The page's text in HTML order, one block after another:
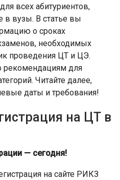
всех абитуриентов,
в вузы. В статье вы
о сроках
необходимых
проведения ЦТ и ЦЭ.
рекомендациям для
Читайте далее,
даты и требования!
на ЦТ в
— сегодня!
на сайте РИКЗ